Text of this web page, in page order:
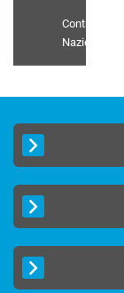
Contratto
Nazionale